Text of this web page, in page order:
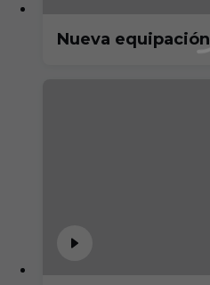
Nueva equipación